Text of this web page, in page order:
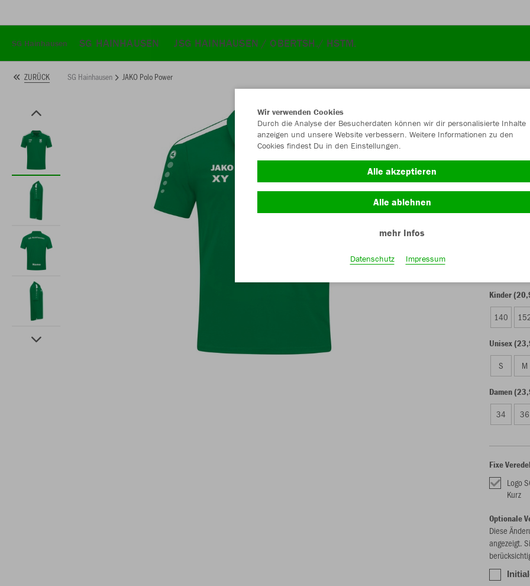
SG Hainhausen SG HAINHAUSEN JSG HAINHAUSEN / OBERTSH./ HSTM.
ZURÜCK SG Hainhausen JAKO Polo Power
Kinder
140
Unisex
S M
Damen
34 36
Fixe
Logo
Kurz
Optionale
Diese
angezeigt.
Wir verwenden Cookies
Durch die Analyse der Besucherdaten können wir dir personalisierte Inhalte
anzeigen und unsere Website verbessern. Weitere Informationen zu den
Cookies findest Du in den Einstellungen.
Alle akzeptieren
Alle ablehnen
mehr Infos
Datenschutz Impressum